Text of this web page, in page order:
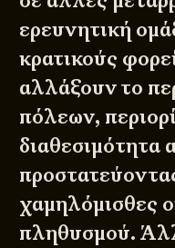
ερευνητική
κρατικούς
αλλάξουν το
πόλεων,
διαθεσιμότητα
χαμηλόμισθες
πληθυσμού.